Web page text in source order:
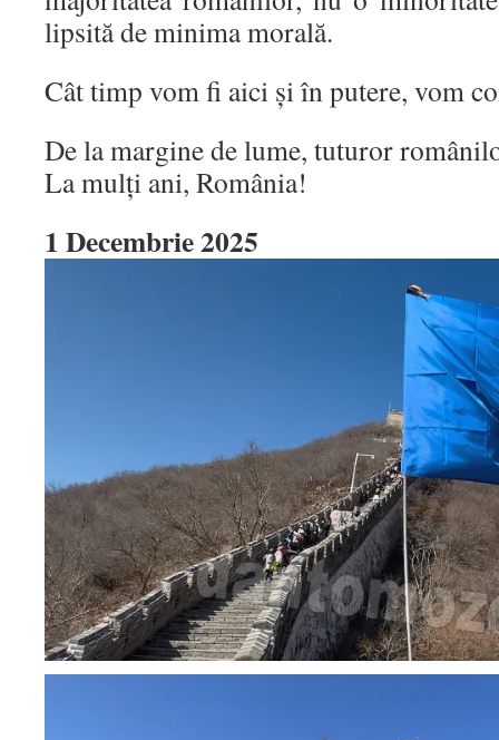
lipsită de minima morală.
Cât timp vom fi aici și în putere, vom
De la margine de lume, tuturor
La mulți ani, România!
1 Decembrie 2025